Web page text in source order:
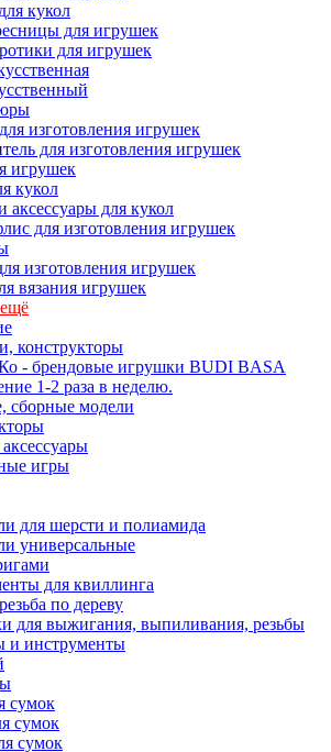
кукол
для игрушек
для игрушек
изготовления игрушек
для изготовления игрушек
игрушек
кукол
аксессуары для кукол
для изготовления игрушек
изготовления игрушек
вязания игрушек
конструкторы
- брендовые игрушки BUDI BASA
1-2 раза в неделю.
сборные модели
игры
для шерсти и полиамида
универсальные
для квиллинга
по дереву
для выжигания, выпиливания, резьбы
и инструменты
сумок
сумок
сумок